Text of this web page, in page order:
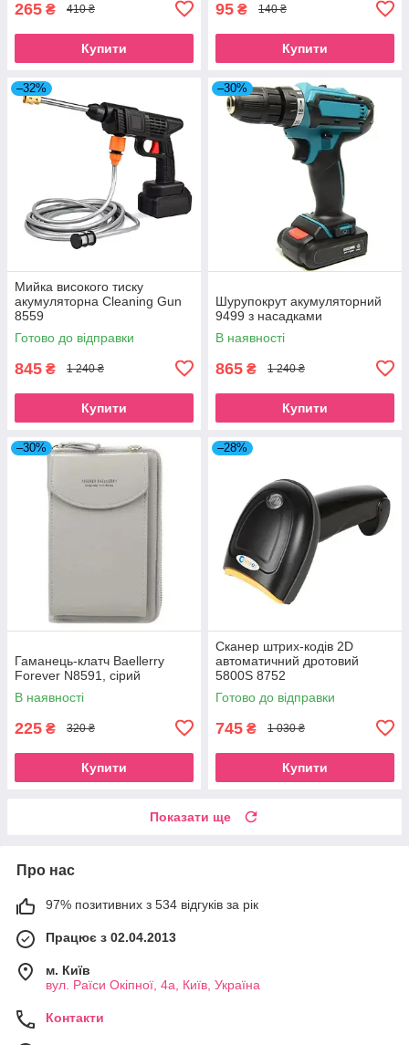
265 ₴ 410 ₴
Купити
95 ₴ 140 ₴
Купити
–32%
Мийка високого тиску
акумуляторна Cleaning Gun
8559
Готово до відправки
845 ₴ 1 240 ₴
Купити
–30%
Шурупокрут акумуляторний
9499 з насадками
В наявності
865 ₴ 1 240 ₴
Купити
–30%
Гаманець-клатч Baellerry
Forever N8591, сірий
В наявності
225 ₴ 320 ₴
Купити
–28%
Сканер штрих-кодів 2D
автоматичний дротовий
5800S 8752
Готово до відправки
745 ₴ 1 030 ₴
Купити
Показати ще
Про нас
97% позитивних з 534 відгуків за рік
Працює з 02.04.2013
м. Київ
вул. Раїси Окіпної, 4а, Київ, Україна
Контакти